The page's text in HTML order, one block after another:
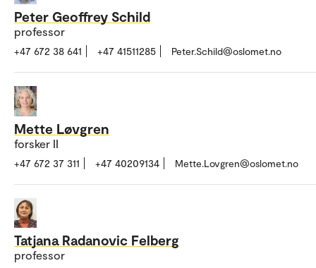
Peter Geoffrey Schild
professor
+47 672 38 641 +47 41511285 Peter.Schild@oslomet.no
Mette Løvgren
forsker II
+47 672 37 311 +47 40209134 Mette.Lovgren@oslomet.no
Tatjana Radanovic Felberg
professor